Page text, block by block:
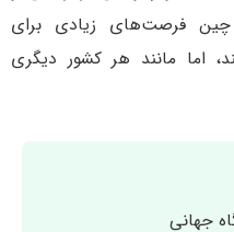
فرصت‌های زیادی برای
اما مانند هر کشور دیگری
جهانی